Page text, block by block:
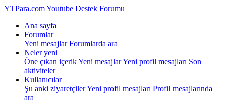
YTPara.comYoutube Destek Forumu
Ana sayfa
Forumlar
Yeni mesajlar Forumlarda ara
Neler yeni
Öne çıkan içerikYeni mesajlarYeni profil mesajları Son
aktiviteler
Kullanıcılar
Şu anki ziyaretçilerYeni profil mesajları Profil mesajlarında
ara